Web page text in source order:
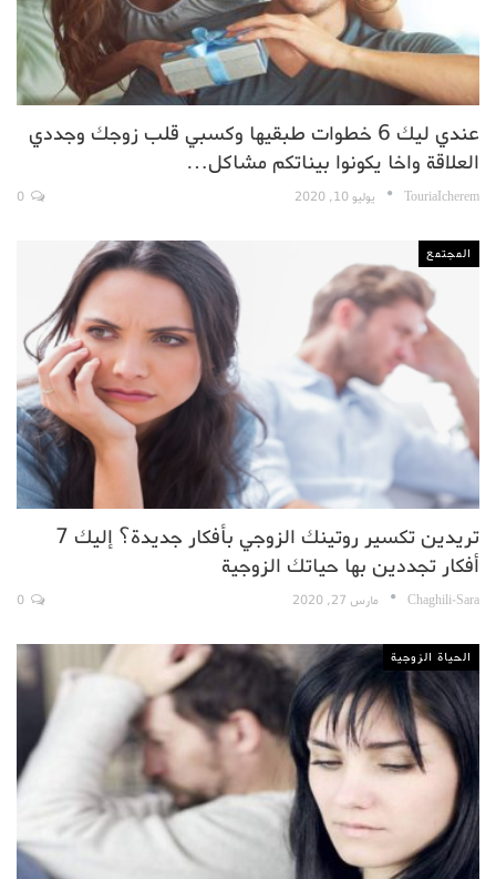
عندي ليك 6 خطوات طبقيها وكسبي قلب زوجك وجددي
العلاقة واخا يكونوا بيناتكم مشاكل…
TouriaIcherem يوليو 10, 2020
المجتمع
تريدين تكسير روتينك الزوجي بأفكار جديدة؟ إليك 7
أفكار تجددين بها حياتك الزوجية
Chaghili-Sara مارس 27, 2020
الحياة الزوجية